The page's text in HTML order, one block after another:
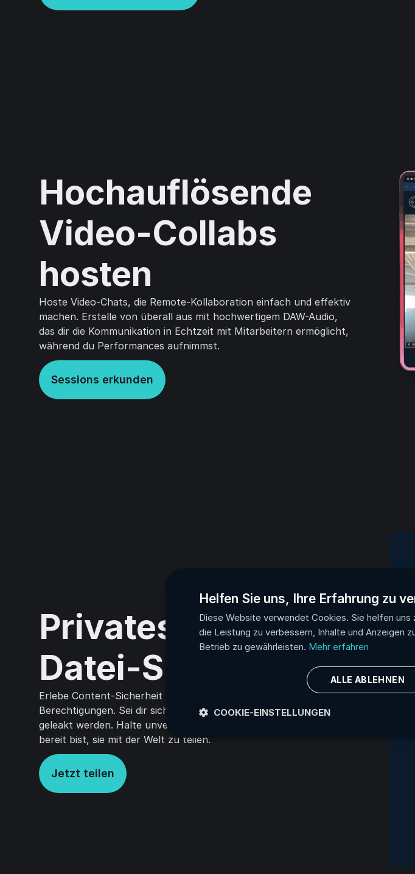
Hochauflösende
Video-Collabs
hosten
Hoste Video-Chats, die Remote-Kollaboration einfach und effektiv
machen. Erstelle von überall aus mit hochwertigem DAW-Audio,
das dir die Kommunikation in Echtzeit mit Mitarbeitern ermöglicht,
während du Performances aufnimmst.
Sessions erkunden
Privates, sicheres
Datei-Sharing
Erlebe Content-Sicherheit durch Verschlüsselung und zuweisbare
Berechtigungen. Sei dir sicher, dass Tracks nicht gestohlen oder
geleakt werden. Halte unveröffentlichte Musik sicher, bis du
bereit bist, sie mit der Welt zu teilen.
Jetzt teilen
Helfen Sie uns, Ihre Erfahrung zu
Diese Website verwendet Cookies. Sie helfen
die Leistung zu verbessern, Inhalte und Anzeigen
Betrieb zu gewährleisten. Mehr erfahren
ALLE ABLEHNEN
COOKIE-EINSTELLUNGEN